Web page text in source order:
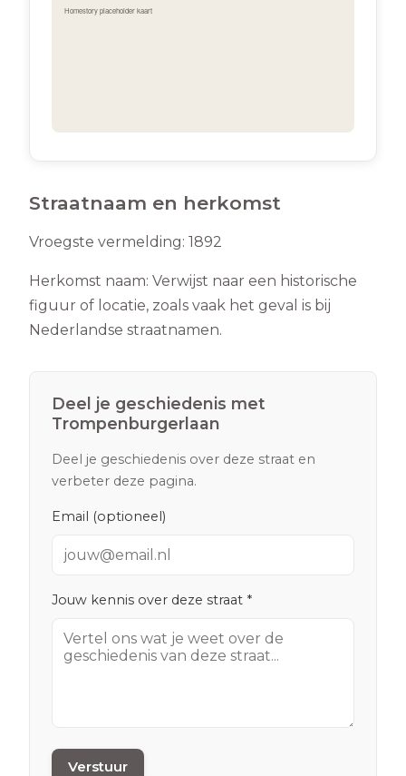
Straatnaam en herkomst
Vroegste vermelding: 1892
Herkomst naam: Verwijst naar een historische
figuur of locatie, zoals vaak het geval is bij
Nederlandse straatnamen.
Deel je geschiedenis met
Trompenburgerlaan
Deel je geschiedenis over deze straat en
verbeter deze pagina.
Email (optioneel)
Jouw kennis over deze straat *
Verstuur